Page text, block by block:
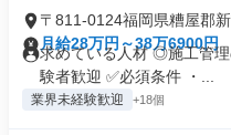
〒811-0124福岡県糟屋郡
月給28万円～38万6900円
求めている人材 ◎施工管
験者歓迎 ✅必須条件 ・...
業界未経験歓迎 +18個